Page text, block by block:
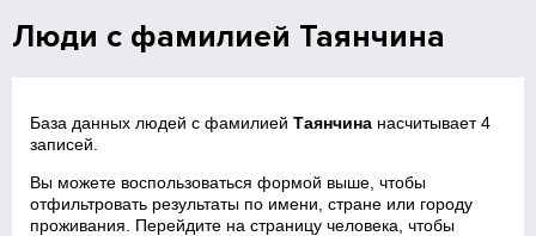
Люди с фамилией Таянчина
База данных людей с фамилиейТаянчина насчитывает 4
записей.
Вы можете воспользоваться формой выше, чтобы
отфильтровать результаты по имени, стране или городу
проживания. Перейдите на страницу человека, чтобы